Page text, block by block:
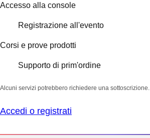
Accesso alla console
Registrazione all'evento
Corsi e prove prodotti
Supporto di prim'ordine
Alcuni servizi potrebbero richiedere una sottoscrizione.
Accedi o registrati